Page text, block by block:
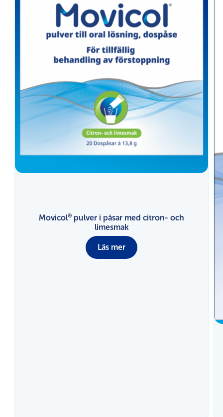
Movicol® pulver i påsar med citron- och
limesmak
Läs mer